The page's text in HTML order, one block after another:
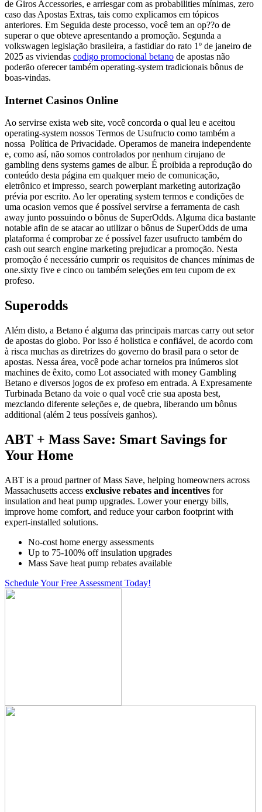
de Giros Accessories, e arriesgar com as probabilities mínimas, zero
caso das Apostas Extras, tais como explicamos em tópicos
anteriores. Em Seguida deste processo, você tem an op??o de
superar o que obteve apresentando a promoção. Segunda a
volkswagen legislação brasileira, a fastidiar do rato 1º de janeiro de
2025 as viviendas codigo promocional betano de apostas não
poderão oferecer também operating-system tradicionais bônus de
boas-vindas.
Internet Casinos Online
Ao servirse exista web site, você concorda o qual leu e aceitou
operating-system nossos Termos de Usufructo como também a
nossa Política de Privacidade. Operamos de maneira independente
e, como así, não somos controlados por nenhum cirujano de
gambling dens systems games de albur. É proibida a reprodução do
conteúdo desta página em qualquer meio de comunicação,
eletrônico et impresso, search powerplant marketing autorização
prévia por escrito. Ao ler operating system termos e condições de
uma ocasion vemos que é possível servirse a ferramenta de cash
away junto possuindo o bônus de SuperOdds. Alguma dica bastante
notable afin de se atacar ao utilizar o bônus de SuperOdds de uma
plataforma é comprobar ze é possível fazer usufructo também do
cash out search engine marketing prejudicar a promoção. Nesta
promoção é necessário cumprir os requisitos de chances mínimas de
one.sixty five e cinco ou também seleções em teu cupom de ex
profeso.
Superodds
Além disto, a Betano é alguma das principais marcas carry out setor
de apostas do globo. Por isso é holistica e confiável, de acordo com
à risca muchas as diretrizes do governo do brasil para o setor de
apostas. Nessa área, você pode achar torneios pra inúmeros slot
machines de êxito, como Lot associated with money Gambling
Betano e diversos jogos de ex profeso em entrada. A Expresamente
Turbinada Betano da voie o qual você crie sua aposta best,
mezclando diferente seleções e, de quebra, liberando um bônus
additional (além 2 teus possíveis ganhos).
ABT + Mass Save: Smart Savings for
Your Home
ABT is a proud partner of Mass Save, helping homeowners across
Massachusetts access exclusive rebates and incentives for
insulation and heat pump upgrades. Lower your energy bills,
improve home comfort, and reduce your carbon footprint with
expert-installed solutions.
No-cost home energy assessments
Up to 75-100% off insulation upgrades
Mass Save heat pump rebates available
Schedule Your Free Assessment Today!